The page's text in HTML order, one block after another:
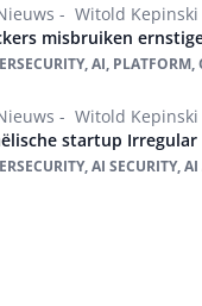
- Witold Kepinski
misbruiken
AI, PLATFORM,
- Witold Kepinski
startup
AI SECURITY,